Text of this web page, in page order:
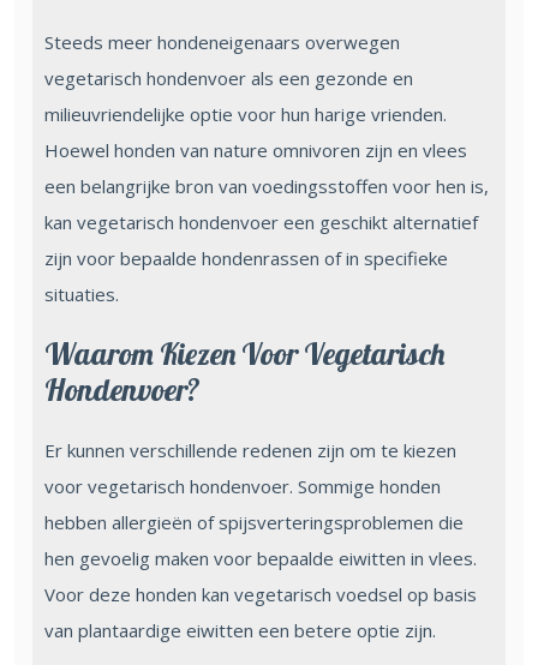
Steeds meer hondeneigenaars overwegen
vegetarisch hondenvoer als een gezonde en
milieuvriendelijke optie voor hun harige vrienden.
Hoewel honden van nature omnivoren zijn en vlees
een belangrijke bron van voedingsstoffen voor hen is,
kan vegetarisch hondenvoer een geschikt alternatief
zijn voor bepaalde hondenrassen of in specifieke
situaties.
Waarom Kiezen Voor Vegetarisch
Hondenvoer?
Er kunnen verschillende redenen zijn om te kiezen
voor vegetarisch hondenvoer. Sommige honden
hebben allergieën of spijsverteringsproblemen die
hen gevoelig maken voor bepaalde eiwitten in vlees.
Voor deze honden kan vegetarisch voedsel op basis
van plantaardige eiwitten een betere optie zijn.